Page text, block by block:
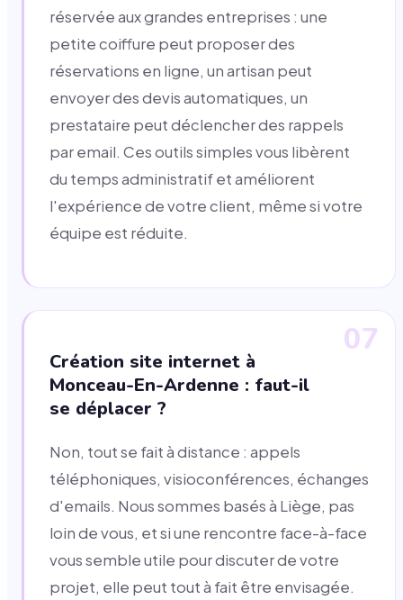
réservée aux grandes entreprises : une
petite coiffure peut proposer des
réservations en ligne, un artisan peut
envoyer des devis automatiques, un
prestataire peut déclencher des rappels
par email. Ces outils simples vous libèrent
du temps administratif et améliorent
l'expérience de votre client, même si votre
équipe est réduite.
07
Création site internet à
Monceau-En-Ardenne : faut-il
se déplacer ?
Non, tout se fait à distance : appels
téléphoniques, visioconférences, échanges
d'emails. Nous sommes basés à Liège, pas
loin de vous, et si une rencontre face-à-face
vous semble utile pour discuter de votre
projet, elle peut tout à fait être envisagée.